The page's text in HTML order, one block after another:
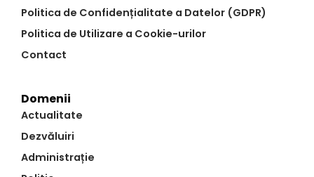
Politica de Confidențialitate a Datelor (GDPR)
Politica de Utilizare a Cookie-urilor
Contact
Domenii
Actualitate
Dezvăluiri
Administrație